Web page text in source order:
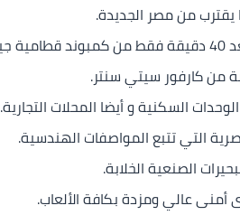
يقترب من مصر الجديدة.
من كارفور سيتي سنتر.
السكنية و أيضا المحلات التجارية.
التي تتبع المواصفات الهندسية.
الصنعية الخلابة.
عالي ومزدة بكافة الألعاب.